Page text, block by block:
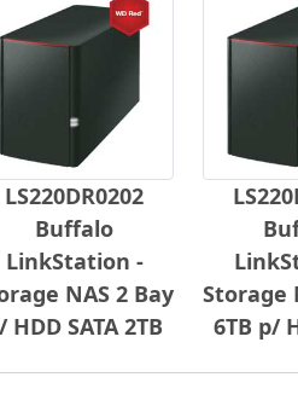
LS220DR0202
Buffalo
LinkStation -
NAS 2 Bay
HDD SATA 2TB
Storage
6TB p/